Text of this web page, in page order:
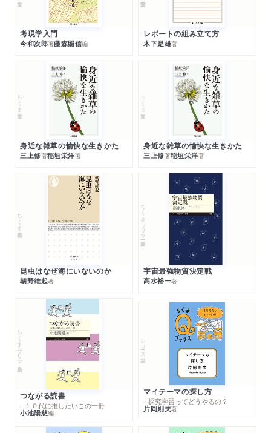
考現学入門
今和次郎著藤森照信編
レポートの組み立て方
木下是雄著
ちくま文庫
身近な雑草の愉快な生きかた
三上修著稲垣栄洋著
ちくま文庫
身近な雑草の愉快な生きかた
三上修著稲垣栄洋著
ちくま新書
昆虫はなぜ海にいないのか
朝野維起著
ちくまプリマー新書
宇宙最強物質決定戦
高水裕一著
ちくまプリマー新書
つながる読書
─１０代に推したいこの一冊
小池陽慈編
シリーズ・全集
マイテーマの探し方
─探究学習ってどうやるの？
片岡則夫著